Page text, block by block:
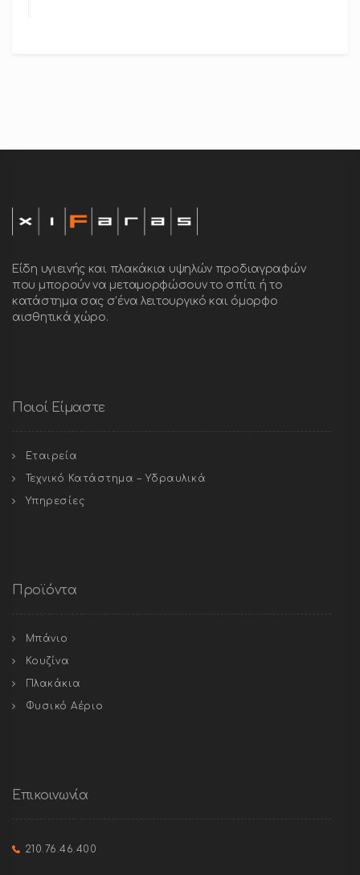
Είδη υγιεινής και πλακάκια υψηλών προδιαγραφών
που μπορούν να μεταμορφώσουν το σπίτι ή το
κατάστημα σας σ’ένα λειτουργικό και όμορφο
αισθητικά χώρο.
Ποιοί Είμαστε
Εταιρεία
Τεχνικό Κατάστημα – Υδραυλικά
Υπηρεσίες
Προϊόντα
Μπάνιο
Κουζίνα
Πλακάκια
Φυσικό Αέριο
Επικοινωνία
210.76.46.400